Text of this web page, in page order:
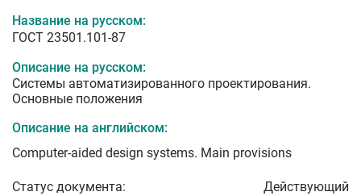
Название на русском:
ГОСТ 23501.101-87
Описание на русском:
Системы автоматизированного проектирования.
Основные положения
Описание на английском:
Computer-aided design systems. Main provisions
Статус документа: Действующий